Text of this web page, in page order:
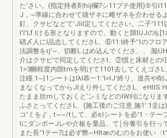
た'さい。(指定持者剤hij欄7シ11プテ使用)⑤引
J，~準線に合わせて雄ザネに雌ザネを介わせる
釘、クサピなどて'JliI定してください。二子'111
l'I'Lf.Iける形となりますので、動くと隙IUJのIj;[1
硝〆人にl品志してくださL、⑥11:l終予'1のフロア
法調整をrj'~、切断L.はめ込んでくださ、、.陥
介はクサピで同定してくださt、②慣と床材との!
1>3醐程度内隙tmを明けて1101去してくえゴさL
注瞳.1~}1ンートはlλl恭一1:'I>lJ'終リ、道共や削
まなくなってからJIえり外してくださL、
たまま欣mしておくと‘ンミなどのIW刈になりま
ふさとってくださL、(施工後のご注意.施1'.1圭
コ'ミを.j'，t~~/tして、必εlシートを必'1・テー
lにダンポーJレや介板を量品、て￨分養引を行っ
また長'1テー7は必ず弊~Hltæのむのをお使い〈